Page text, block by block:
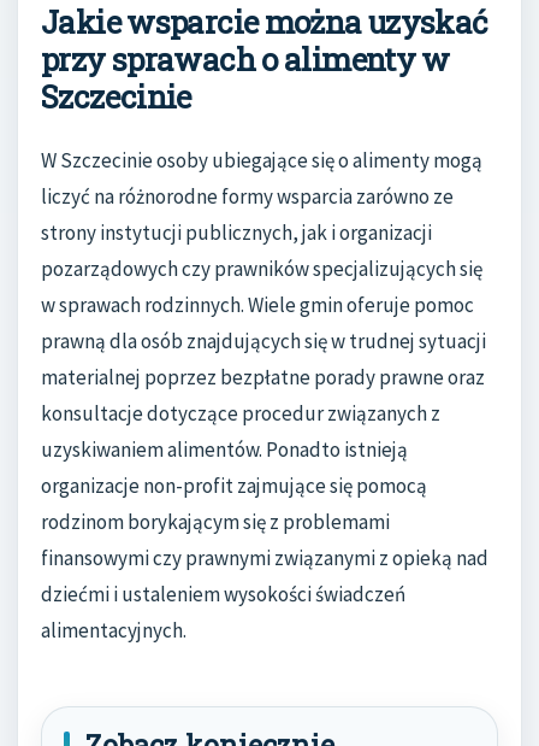
Jakie wsparcie można uzyskać
przy sprawach o alimenty w
Szczecinie
W Szczecinie osoby ubiegające się o alimenty mogą
liczyć na różnorodne formy wsparcia zarówno ze
strony instytucji publicznych, jak i organizacji
pozarządowych czy prawników specjalizujących się
w sprawach rodzinnych. Wiele gmin oferuje pomoc
prawną dla osób znajdujących się w trudnej sytuacji
materialnej poprzez bezpłatne porady prawne oraz
konsultacje dotyczące procedur związanych z
uzyskiwaniem alimentów. Ponadto istnieją
organizacje non-profit zajmujące się pomocą
rodzinom borykającym się z problemami
finansowymi czy prawnymi związanymi z opieką nad
dziećmi i ustaleniem wysokości świadczeń
alimentacyjnych.